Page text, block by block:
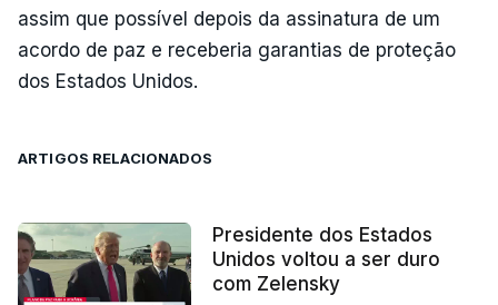
assim que possível depois da assinatura de um
acordo de paz e receberia garantias de proteção
dos Estados Unidos.
ARTIGOS RELACIONADOS
Presidente dos Estados
Unidos voltou a ser duro
com Zelensky